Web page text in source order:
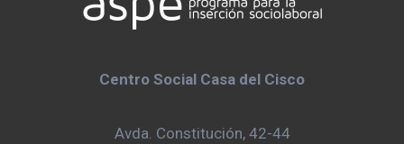
Centro Social Casa del Cisco
Avda. Constitución, 42-44